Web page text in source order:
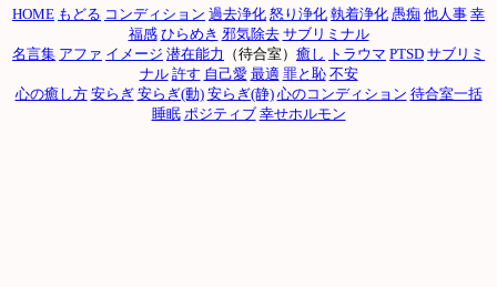
HOME もどる コンディション 過去浄化 怒り浄化 執着浄化 愚痴 他人事 幸
福感 ひらめき 邪気除去 サブリミナル
名言集 アファ イメージ 潜在能力 （待合室） 癒し トラウマ PTSD サブリミ
ナル 許す 自己愛 最適 罪と恥 不安
心の癒し方 安らぎ 安らぎ(動) 安らぎ(静) 心のコンディション 待合室一括
睡眠 ポジティブ 幸せホルモン